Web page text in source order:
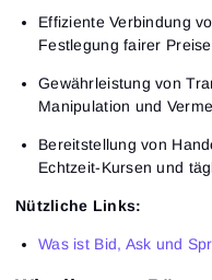
Effiziente Verbindung
Festlegung fairer
Gewährleistung von
Manipulation und
Bereitstellung von
Echtzeit-Kursen und
Nützliche Links:
Was ist Bid, Ask und